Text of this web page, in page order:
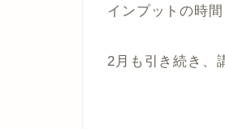
インプットの時
2月も引き続き、